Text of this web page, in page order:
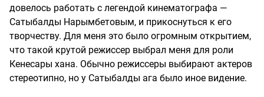
довелось работать с легендой кинематографа —
Сатыбалды Нарымбетовым, и прикоснуться к его
творчеству. Для меня это было огромным открытием,
что такой крутой режиссер выбрал меня для роли
Кенесары хана. Обычно режиссеры выбирают актеров
стереотипно, но у Сатыбалды ага было иное видение.